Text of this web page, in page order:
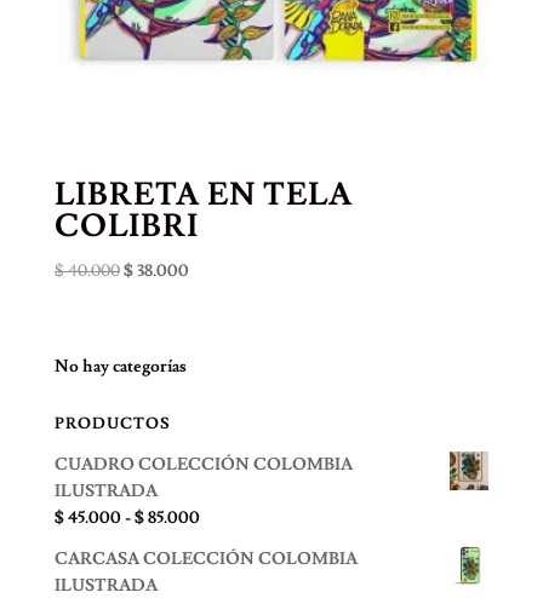
LIBRETA EN TELA
COLIBRI
$40.000El
$ 40.000.
$38.000El
No hay categorías
PRODUCTOS
CUADRO COLECCIÓN COLOMBIA
ILUSTRADA
$45.000-$85.000Rango
precios:
CARCASA COLECCIÓN COLOMBIA
ILUSTRADA